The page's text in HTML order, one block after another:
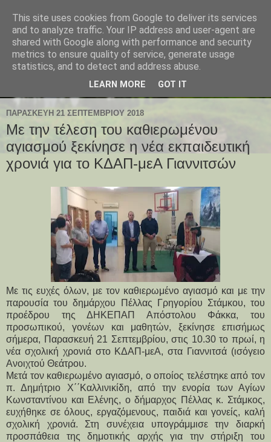
ΠΑΡΑΣΚΕΥΉ 21 ΣΕΠΤΕΜΒΡΊΟΥ 2018
Με την τέλεση του καθιερωμένου
αγιασμού ξεκίνησε η νέα εκπαιδευτική
χρονιά για το ΚΔΑΠ-μεΑ Γιαννιτσών
Με τις ευχές όλων, με τον καθιερωμένο αγιασμό και με την
παρουσία του δημάρχου Πέλλας Γρηγορίου Στάμκου, του
προέδρου της ΔΗΚΕΠΑΠ Απόστολου Φάκκα, του
προσωπικού, γονέων και μαθητών, ξεκίνησε επισήμως
σήμερα, Παρασκευή 21 Σεπτεμβρίου, στις 10.30 το πρωί, η
νέα σχολική χρονιά στο ΚΔΑΠ-μεΑ, στα Γιαννιτσά (ισόγειο
Ανοιχτού Θεάτρου.
Μετά τον καθιερωμένο αγιασμό, ο οποίος τελέστηκε από τον
π. Δημήτριο Χ΄΄Καλλινικίδη, από την ενορία των Αγίων
Κωνσταντίνου και Ελένης, ο δήμαρχος Πέλλας κ. Στάμκος,
ευχήθηκε σε όλους, εργαζόμενους, παιδιά και γονείς, καλή
σχολική χρονιά. Στη συνέχεια υπογράμμισε την διαρκή
προσπάθεια της δημοτικής αρχής για την στήριξη του
This site uses cookies from Google to deliver its services
and to analyze traffic. Your IP address and user-agent are
shared with Google along with performance and security
metrics to ensure quality of service, generate usage
statistics, and to detect and address abuse.
LEARN MORE GOT IT